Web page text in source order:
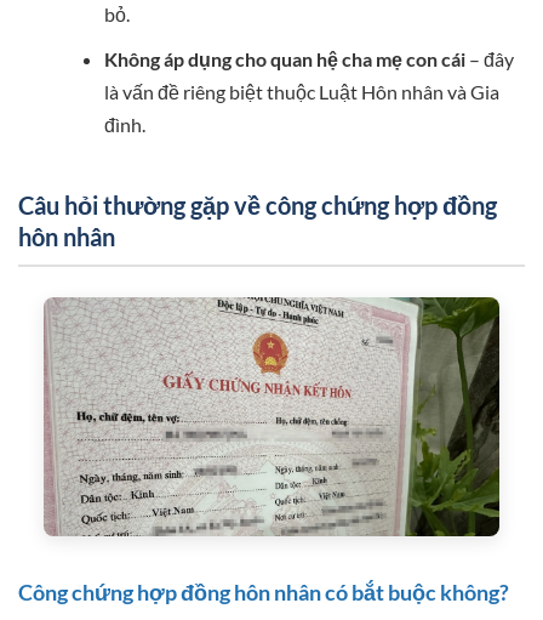
bỏ.
Không áp dụng cho quan hệ cha mẹ con cái– đây
là vấn đề riêng biệt thuộc Luật Hôn nhân và Gia
đình.
Câu hỏi thường gặp về công chứng hợp đồng
hôn nhân
Công chứng hợp đồng hôn nhân có bắt buộc không?